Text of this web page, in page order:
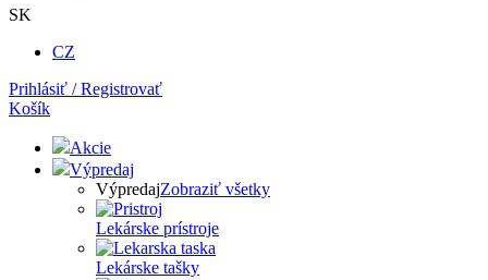
SK
CZ
Prihlásiť / Registrovať
Košík
Akcie
Výpredaj
VýpredajZobraziť všetky
Lekárske prístroje
Lekárske tašky